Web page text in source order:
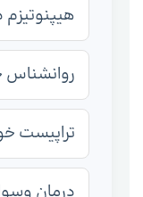
هیپنوتیزم
روانشناس
تراپیست
درمان